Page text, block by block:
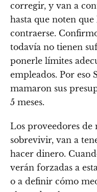
corregir, y van a
hasta que noten
contraerse.
todavía no tienen
ponerle límites
empleados. Por eso
mamaron sus
5 meses.
Los proveedores de
sobrevivir, van a
hacer dinero.
verán forzadas a
o a definir cómo